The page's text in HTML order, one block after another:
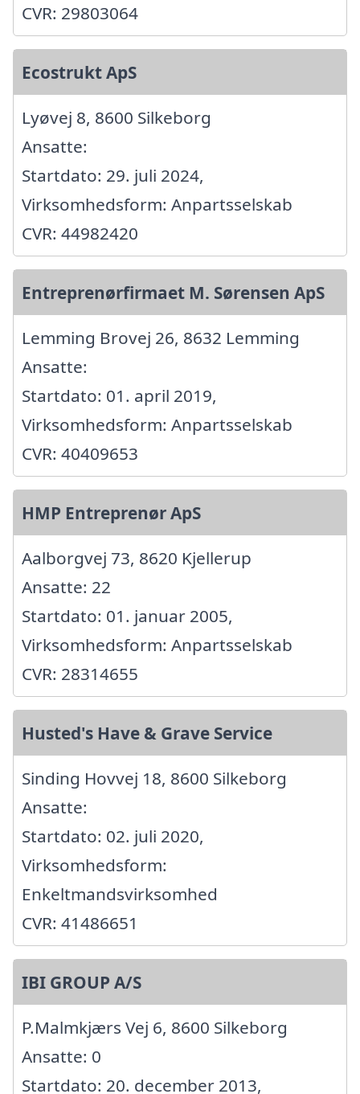
CVR: 29803064
Ecostrukt ApS
Lyøvej 8, 8600 Silkeborg
Ansatte:
Startdato: 29. juli 2024,
Virksomhedsform: Anpartsselskab
CVR: 44982420
Entreprenørfirmaet M. Sørensen ApS
Lemming Brovej 26, 8632 Lemming
Ansatte:
Startdato: 01. april 2019,
Virksomhedsform: Anpartsselskab
CVR: 40409653
HMP Entreprenør ApS
Aalborgvej 73, 8620 Kjellerup
Ansatte: 22
Startdato: 01. januar 2005,
Virksomhedsform: Anpartsselskab
CVR: 28314655
Husted's Have & Grave Service
Sinding Hovvej 18, 8600 Silkeborg
Ansatte:
Startdato: 02. juli 2020,
Virksomhedsform:
Enkeltmandsvirksomhed
CVR: 41486651
IBI GROUP A/S
P.Malmkjærs Vej 6, 8600 Silkeborg
Ansatte: 0
Startdato: 20. december 2013,